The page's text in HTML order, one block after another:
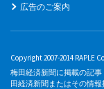
広告のご案内
Copyright 2007-2014 RAPLE
梅田経済新聞に掲載の記
田経済新聞またはその情報